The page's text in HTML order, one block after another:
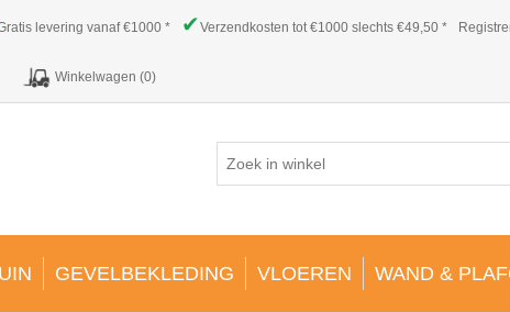
levering vanaf €1000 * ✔Verzendkosten tot €1000 slechts €49,50 *
Winkelwagen (0)
GEVELBEKLEDING VLOEREN WAND &